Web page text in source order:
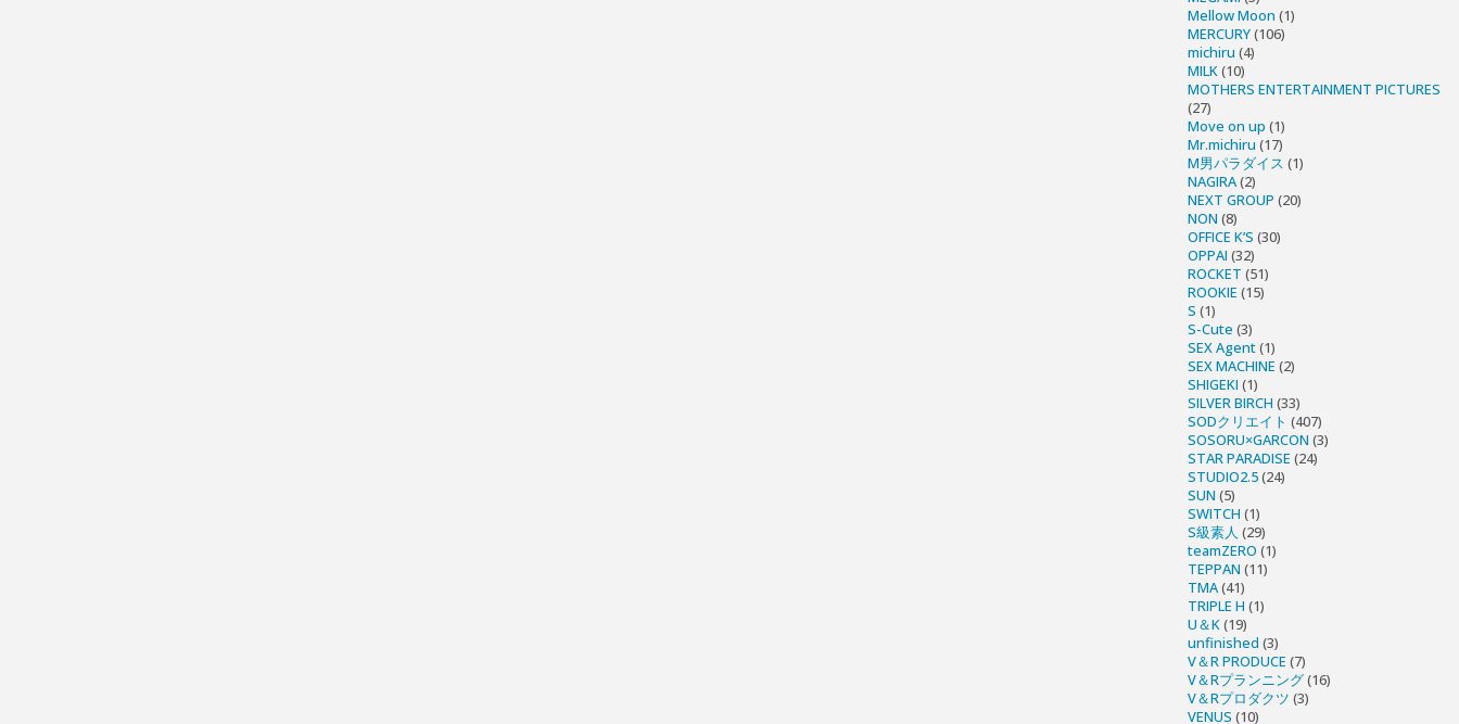
Mellow Moon (1)
MERCURY(106)
michiru (4)
MILK(10)
MOTHERS ENTERTAINMENT PICTURES
(27)
Move on up (1)
Mr.michiru (17)
M男パラダイス (1)
NAGIRA(2)
NEXT GROUP (20)
NON (8)
OFFICE K’S (30)
OPPAI (32)
ROCKET (51)
ROOKIE (15)
S (1)
S-Cute (3)
SEX Agent(1)
SEX MACHINE (2)
SHIGEKI (1)
SILVER BIRCH (33)
SODクリエイト (407)
SOSORU×GARCON (3)
STAR PARADISE (24)
STUDIO2.5(24)
SUN (5)
SWITCH (1)
S級素人 (29)
teamZERO (1)
TEPPAN (11)
TMA(41)
TRIPLE H (1)
U＆K(19)
unfinished (3)
V＆R PRODUCE (7)
V＆Rプランニング(16)
V＆Rプロダクツ (3)
VENUS (10)